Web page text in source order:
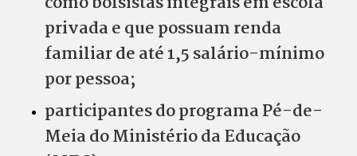
privada e que possuam renda
familiar de até 1,5 salário-mínimo
por pessoa;
participantes do programa Pé-de-
Meia do Ministério da Educação